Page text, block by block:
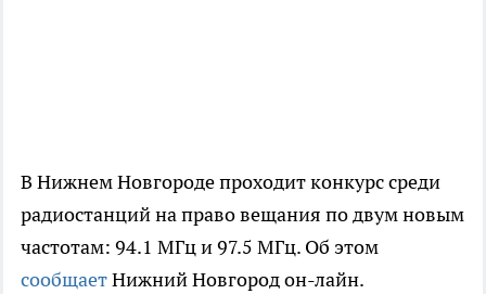
В Нижнем Новгороде проходит конкурс среди
радиостанций на право вещания по двум новым
частотам: 94.1 МГц и 97.5 МГц. Об этом
сообщаетНижний Новгород он-лайн.